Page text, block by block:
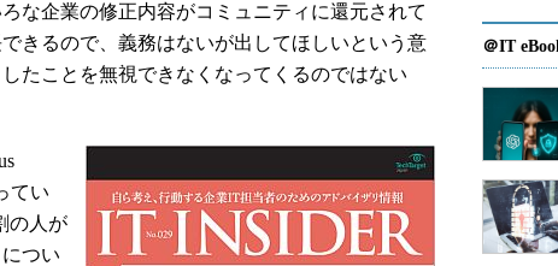
な企業の修正内容がコミュニティに還元されて
きるので、義務はないが出してほしいという意
たことを無視できなくなってくるのではない
てい
の人が
つい
＠IT